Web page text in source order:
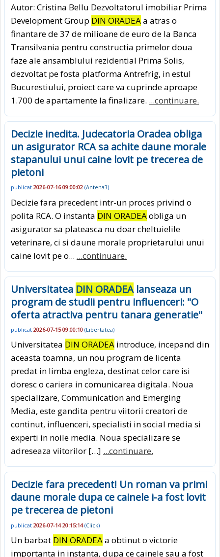
Autor: Cristina Bellu Dezvoltatorul imobiliar Prima
Development Group DIN ORADEAa atras o
finantare de 37 de milioane de euro de la Banca
Transilvania pentru constructia primelor doua
faze ale ansamblului rezidential Prima Solis,
dezvoltat pe fosta platforma Antrefrig, in estul
Bucurestiului, proiect care va cuprinde aproape
1.700 de apartamente la finalizare. ...continuare.
Decizie inedita. Judecatoria Oradea obliga
un asigurator RCA sa achite daune morale
stapanului unui caine lovit pe trecerea de
pietoni
publicat 2026-07-16 09:00:02 (Antena3)
Decizie fara precedent intr-un proces privind o
polita RCA. O instanta DIN ORADEAobliga un
asigurator sa plateasca nu doar cheltuielile
veterinare, ci si daune morale proprietarului unui
caine lovit pe o... ...continuare.
Universitatea DIN ORADEAlanseaza un
program de studii pentru influenceri: "O
oferta atractiva pentru tanara generatie"
publicat 2026-07-15 09:00:10 (Libertatea)
Universitatea DIN ORADEA introduce, incepand din
aceasta toamna, un nou program de licenta
predat in limba engleza, destinat celor care isi
doresc o cariera in comunicarea digitala. Noua
specializare, Communication and Emerging
Media, este gandita pentru viitorii creatori de
continut, influenceri, specialisti in social media si
experti in noile media. Noua specializare se
adreseaza viitorilor […] ...continuare.
Decizie fara precedent! Un roman va primi
daune morale dupa ce cainele i-a fost lovit
pe trecerea de pietoni
publicat 2026-07-14 20:15:14(Click)
Un barbat DIN ORADEAa obtinut o victorie
importanta in instanta, dupa ce cainele sau a fost